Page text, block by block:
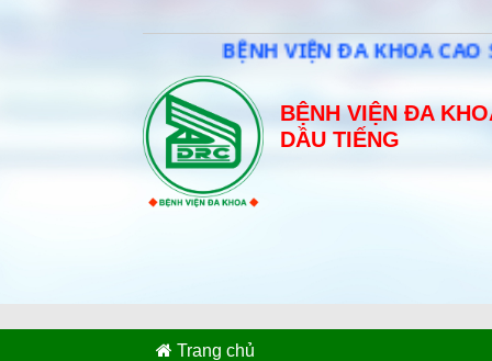
BỆNH VIỆN ĐA KHOA CAO SU
BỆNH VIỆN ĐA
DẦU TIẾNG
Trang chủ